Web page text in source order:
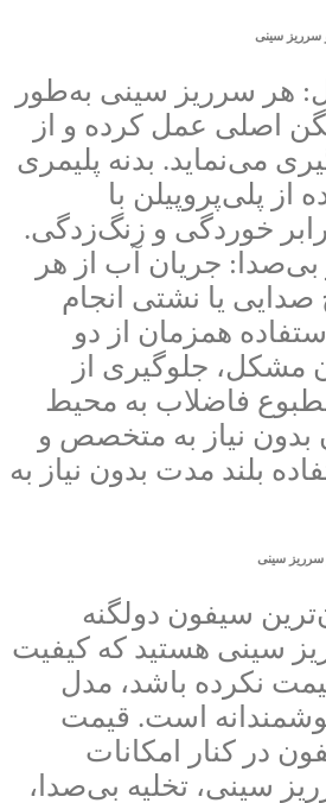
سرریز سینی
هر سرریز سینی به‌طور
اصلی عمل کرده و از
می‌نماید. بدنه پلیمری
پلی‌پروپیلن با
خوردگی و زنگ‌زدگی.
بی‌صدا: جریان آب از هر
یا نشتی انجام
همزمان از دو
جلوگیری از
فاضلاب به محیط
نیاز به متخصص و
بلند مدت بدون نیاز به
سرریز سینی
سیفون دولگنه
سینی هستید که کیفیت
نکرده باشد، مدل
است. قیمت
در کنار امکانات
سینی، تخلیه بی‌صدا،